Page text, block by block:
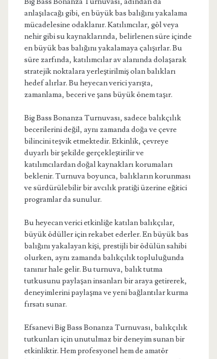
anlaşılacağı gibi, en büyük bas balığını yakalama
mücadelesine odaklanır. Katılımcılar, göl veya
nehir gibi su kaynaklarında, belirlenen süre içinde
en büyük bas balığını yakalamaya çalışırlar. Bu
süre zarfında, katılımcılar av alanında dolaşarak
stratejik noktalara yerleştirilmiş olan balıkları
hedef alırlar. Bu heyecan verici yarışta,
zamanlama, beceri ve şans büyük önem taşır.
Big Bass Bonanza Turnuvası, sadece balıkçılık
becerilerini değil, aynı zamanda doğa ve çevre
bilincini teşvik etmektedir. Etkinlik, çevreye
duyarlı bir şekilde gerçekleştirilir ve
katılımcılardan doğal kaynakları korumaları
beklenir. Turnuva boyunca, balıkların korunması
ve sürdürülebilir bir avcılık pratiği üzerine eğitici
programlar da sunulur.
Bu heyecan verici etkinliğe katılan balıkçılar,
büyük ödüller için rekabet ederler. En büyük bas
balığını yakalayan kişi, prestijli bir ödülün sahibi
olurken, aynı zamanda balıkçılık topluluğunda
tanınır hale gelir. Bu turnuva, balık tutma
tutkusunu paylaşan insanları bir araya getirerek,
deneyimlerini paylaşma ve yeni bağlantılar kurma
fırsatı sunar.
Efsanevi Big Bass Bonanza Turnuvası, balıkçılık
tutkunları için unutulmaz bir deneyim sunan bir
etkinliktir. Hem profesyonel hem de amatör